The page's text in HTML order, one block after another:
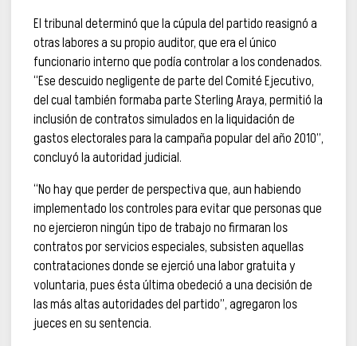
El tribunal determinó que la cúpula del partido reasignó a
otras labores a su propio auditor, que era el único
funcionario interno que podía controlar a los condenados.
“Ese descuido negligente de parte del Comité Ejecutivo,
del cual también formaba parte Sterling Araya, permitió la
inclusión de contratos simulados en la liquidación de
gastos electorales para la campaña popular del año 2010”,
concluyó la autoridad judicial.
“No hay que perder de perspectiva que, aun habiendo
implementado los controles para evitar que personas que
no ejercieron ningún tipo de trabajo no firmaran los
contratos por servicios especiales, subsisten aquellas
contrataciones donde se ejerció una labor gratuita y
voluntaria, pues ésta última obedeció a una decisión de
las más altas autoridades del partido”, agregaron los
jueces en su sentencia.